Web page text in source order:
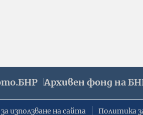
Архивен фонд на
използване на сайта Политика